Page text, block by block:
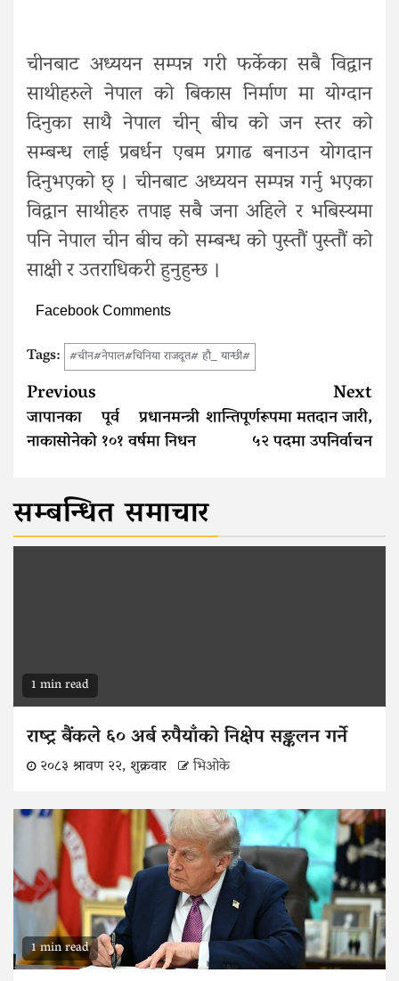
चीनबाट अध्ययन सम्पन्न गरी फर्केका सबै विद्वान
साथीहरुले नेपाल को बिकास निर्माण मा योग्दान
दिनुका साथै नेपाल चीन् बीच को जन स्तर को
सम्बन्ध लाई प्रबर्धन एबम प्रगाढ बनाउन योगदान
दिनुभएको छ् । चीनबाट अध्ययन सम्पन्न गर्नु भएका
विद्वान साथीहरु तपाइ सबै जना अहिले र भबिस्यमा
पनि नेपाल चीन बीच को सम्बन्ध को पुस्तौं पुस्तौं को
साक्षी र उतराधिकरी हुनुहुन्छ ।
Facebook Comments
Tags: #चीन#नेपाल#चिनिया राजदूत# हौ_ यान्छी#
Continue
Reading
Previous
जापानका पूर्व प्रधानमन्त्री
नाकासोनेको १०१ वर्षमा निधन
Next
शान्तिपूर्णरूपमा मतदान जारी,
५२ पदमा उपनिर्वाचन
सम्बन्धित समाचार
1 min read
राष्ट्र बैंकले ६० अर्ब रुपैयाँको निक्षेप सङ्कलन गर्ने
२०८३ श्रावण २२, शुक्रवार भिओके
1 min read